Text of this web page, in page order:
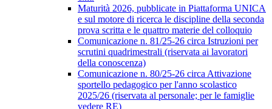
Maturità 2026, pubblicate in Piattaforma UNICA
e sul motore di ricerca le discipline della seconda
prova scritta e le quattro materie del colloquio
Comunicazione n. 81/25-26 circa Istruzioni per
scrutini quadrimestrali (riservata ai lavoratori
della conoscenza)
Comunicazione n. 80/25-26 circa Attivazione
sportello pedagogico per l'anno scolastico
2025/26 (riservata al personale; per le famiglie
vedere RE)